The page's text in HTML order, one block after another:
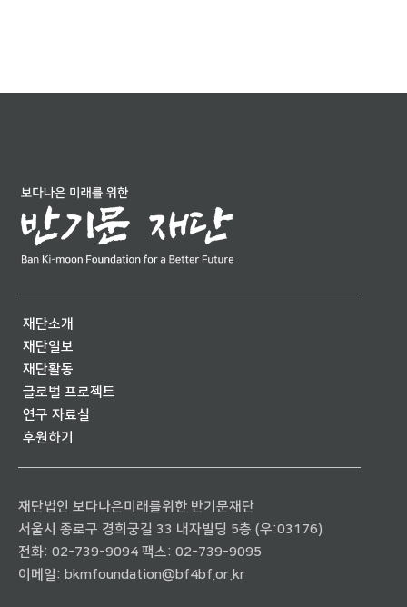
재단소개
재단일보
재단활동
글로벌 프로젝트
연구 자료실
후원하기
재단법인 보다나은미래를위한 반기문재단
서울시 종로구 경희궁길 33 내자빌딩 5층 (우:03176)
전화: 02-739-9094 팩스: 02-739-9095
이메일: bkmfoundation@bf4bf.or.kr